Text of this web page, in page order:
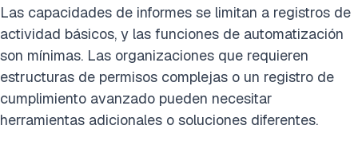
Las capacidades de informes se limitan a registros de
actividad básicos, y las funciones de automatización
son mínimas. Las organizaciones que requieren
estructuras de permisos complejas o un registro de
cumplimiento avanzado pueden necesitar
herramientas adicionales o soluciones diferentes.